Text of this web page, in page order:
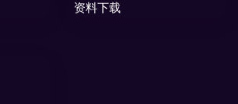
资料下载